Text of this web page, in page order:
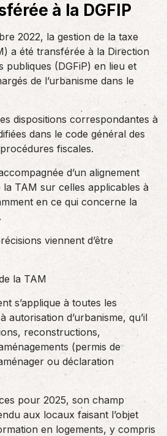
à la DGFIP
2022, la gestion de la taxe
a été transférée à la Direction
publiques (DGFiP) en lieu et
de l’urbanisme dans le
dispositions correspondantes à
dans le code général des
fiscales.
d’un alignement
la TAM sur celles applicables à
en ce qui concerne la
viennent d’être
la TAM
s’applique à toutes les
autorisation d’urbanisme, qu’il
reconstructions,
(permis de
ou déclaration
pour 2025, son champ
aux locaux faisant l’objet
en logements, y compris